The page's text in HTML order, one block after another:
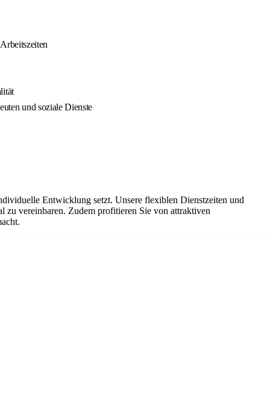
und soziale Dienste
Entwicklung setzt. Unsere flexiblen Dienstzeiten und
zu vereinbaren. Zudem profitieren Sie von attraktiven